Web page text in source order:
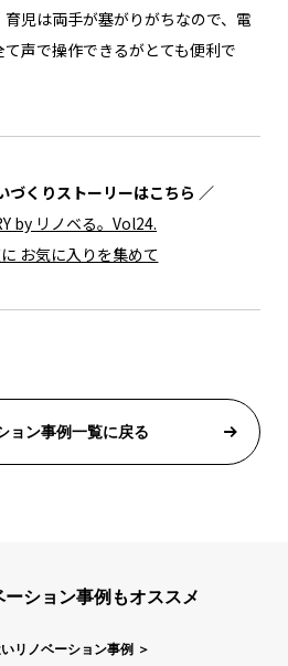
児は両手が塞がりがちなので、電
声で操作できるがとても便利で
づくりストーリーはこちら ／
by リノベる。Vol24.
お気に入りを集めて
ョン事例一覧に戻る
ション事例もオススメ
リノベーション事例 ＞